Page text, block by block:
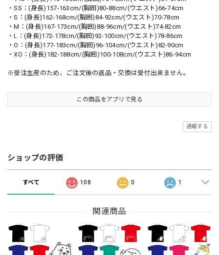
・SS：(身長)157-163cm/(胸囲)80-88cm/(ウエスト)66-74cm
・S：(身長)162-168cm/(胸囲)84-92cm/(ウエスト)70-78cm
・M：(身長)167-173cm/(胸囲)88-96cm/(ウエスト)74-82cm
・L：(身長)172-178cm/(胸囲)92-100cm/(ウエスト)78-86cm
・O：(身長)177-183cm/(胸囲)96-104cm/(ウエスト)82-90cm
・XO：(身長)182-188cm/(胸囲)100-108cm/(ウエスト)86-94cm
※受注生産のため、ご注文後の返品・交換は受付出来ません。
この商品をアプリで見る
通報する
ショップの評価
すべて 108 0 1
関連商品